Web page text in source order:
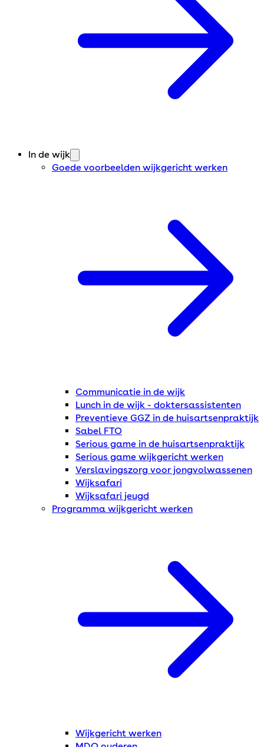
In de wijk
Goede voorbeelden wijkgericht werken
Communicatie in de wijk
Lunch in de wijk - doktersassistenten
Preventieve GGZ in de huisartsenpraktijk
Sabel FTO
Serious game in de huisartsenpraktijk
Serious game wijkgericht werken
Verslavingszorg voor jongvolwassenen
Wijksafari
Wijksafari jeugd
Programma wijkgericht werken
Wijkgericht werken